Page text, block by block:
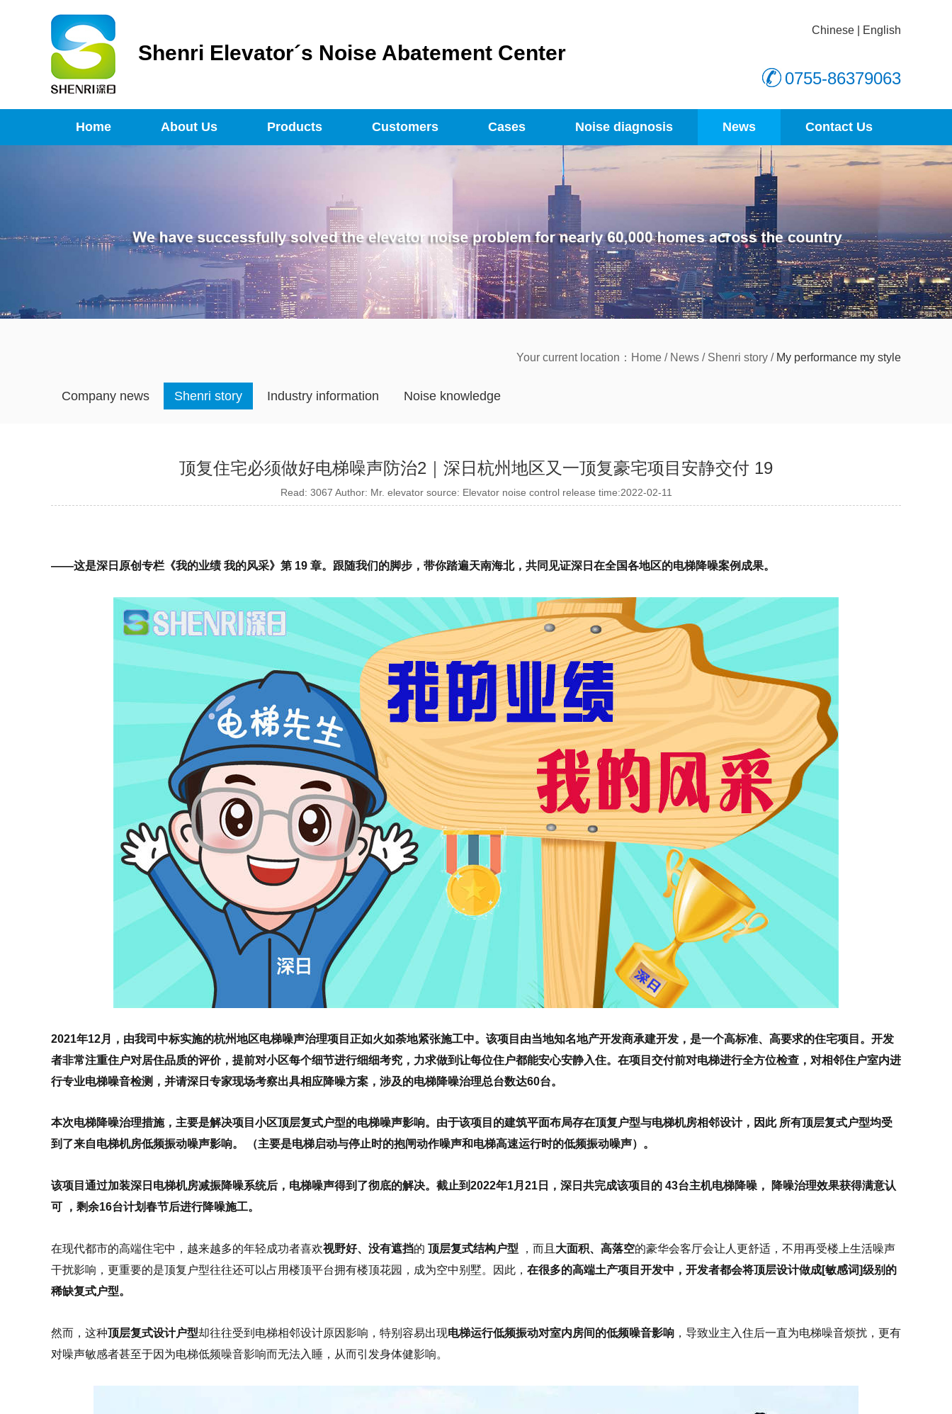
Shenri Elevator´s Noise Abatement Center
Chinese English
0755-86379063
Home About Us Products Customers Cases Noise diagnosis News Contact Us
Your current location： Home / News / Shenri story / My performance my style
Company news Shenri story Industry information Noise knowledge
顶复住宅必须做好电梯噪声防治2｜深日杭州地区又一顶复豪宅项目安静交付 19
Read: 3067 Author: Mr. elevator source: Elevator noise control release time:2022-02-11
——这是深日原创专栏《我的业绩 我的风采》第 19 章。跟随我们的脚步，带你踏遍天南海北，共同见证深日在全国各地区的电梯降噪案例成果。
2021年12月，由我司中标实施的杭州地区电梯噪声治理项目正如火如荼地紧张施工中。该项目由当地知名地产开发商承建开发，是一个高标准、高要求的住宅项目。开发
者非常注重住户对居住品质的评价，提前对小区每个细节进行细细考究，力求做到让每位住户都能安心安静入住。在项目交付前对电梯进行全方位检查，对相邻住户室内进
行专业电梯噪音检测，并请深日专家现场考察出具相应降噪方案，涉及的电梯降噪治理总台数达60台。
本次电梯降噪治理措施，主要是解决项目小区顶层复式户型的电梯噪声影响。由于该项目的建筑平面布局存在顶复户型与电梯机房相邻设计，因此 所有顶层复式户型均受
到了来自电梯机房低频振动噪声影响。 （主要是电梯启动与停止时的抱闸动作噪声和电梯高速运行时的低频振动噪声）。
该项目通过加装深日电梯机房减振降噪系统后，电梯噪声得到了彻底的解决。截止到2022年1月21日，深日共完成该项目的 43台主机电梯降噪， 降噪治理效果获得满意认
可 ，剩余16台计划春节后进行降噪施工。
在现代都市的高端住宅中，越来越多的年轻成功者喜欢视野好、没有遮挡的 顶层复式结构户型 ，而且 大面积、高落空的豪华会客厅会让人更舒适，不用再受楼上生活噪声
干扰影响，更重要的是顶复户型往往还可以占用楼顶平台拥有楼顶花园，成为空中别墅。因此， 在很多的高端土产项目开发中，开发者都会将顶层设计做成[敏感词]级别的
稀缺复式户型。
然而，这种顶层复式设计户型却往往受到电梯相邻设计原因影响，特别容易出现电梯运行低频振动对室内房间的低频噪音影响 ，导致业主入住后一直为电梯噪音烦扰，更有
对噪声敏感者甚至于因为电梯低频噪音影响而无法入睡，从而引发身体健影响。